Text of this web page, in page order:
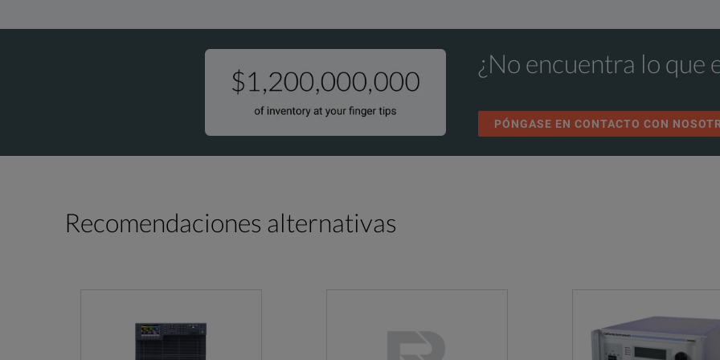
¿No encuentra lo que
PÓNGASE EN CONTACTO CON
Recomendaciones alternativas